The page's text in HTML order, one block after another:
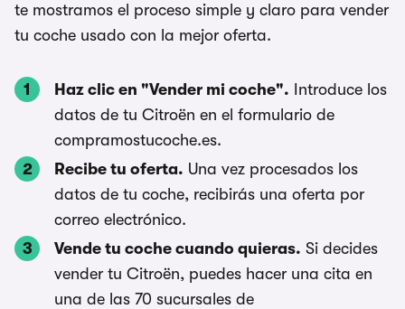
te mostramos el proceso simple y claro para vender
tu coche usado con la mejor oferta.
Haz clic en "Vender mi coche". Introduce los
datos de tu Citroën en el formulario de
compramostucoche.es.
Recibe tu oferta. Una vez procesados los
datos de tu coche, recibirás una oferta por
correo electrónico.
Vende tu coche cuando quieras. Si decides
vender tu Citroën, puedes hacer una cita en
una de las 70 sucursales de